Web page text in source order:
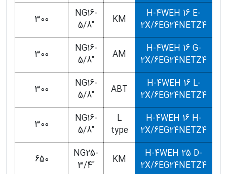
H-4WEH 16 E-
2X/6EG24NETZ4
KM
NG16-
5/8"
300
H-4WEH 16 G-
2X/6EG24NETZ4
AM
NG16-
5/8"
300
H-4WEH 16 L-
2X/6EG24NETZ4
ABT
NG16-
5/8"
300
H-4WEH 16 H-
2X/6EG24NETZ4
L
type
NG16-
5/8"
300
H-4WEH 25 D-
2X/6EG24NETZ4
KM
NG25-
3/4"
650